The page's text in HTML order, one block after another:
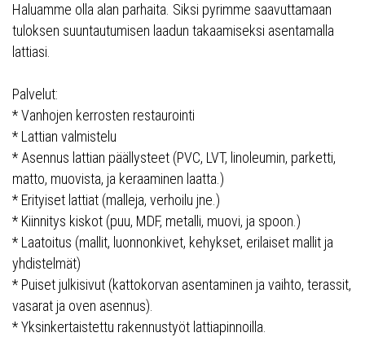
Haluamme olla alan parhaita. Siksi pyrimme saavuttamaan
tuloksen suuntautumisen laadun takaamiseksi asentamalla
lattiasi.
Palvelut:
* Vanhojen kerrosten restaurointi
* Lattian valmistelu
* Asennus lattian päällysteet (PVC, LVT, linoleumin, parketti,
matto, muovista, ja keraaminen laatta.)
* Erityiset lattiat (malleja, verhoilu jne.)
* Kiinnitys kiskot (puu, MDF, metalli, muovi, ja spoon.)
* Laatoitus (mallit, luonnonkivet, kehykset, erilaiset mallit ja
yhdistelmät)
* Puiset julkisivut (kattokorvan asentaminen ja vaihto, terassit,
vasarat ja oven asennus).
* Yksinkertaistettu rakennustyöt lattiapinnoilla.